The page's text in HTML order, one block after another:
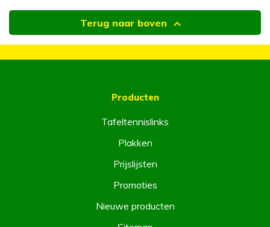
Terug naar boven 
Producten
Tafeltennislinks
Plakken
Prijslijsten
Promoties
Nieuwe producten